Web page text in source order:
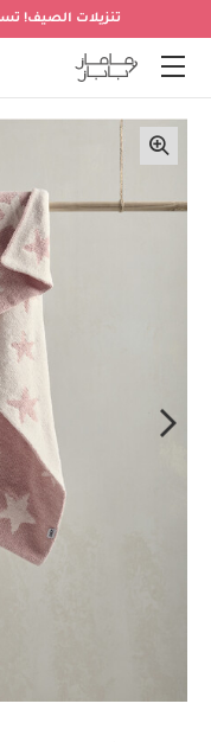
تنزيلات الصيف!